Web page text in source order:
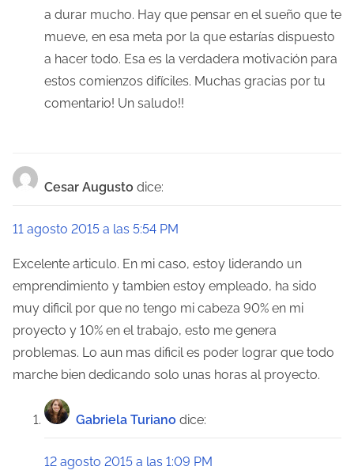
a durar mucho. Hay que pensar en el sueño que te
mueve, en esa meta por la que estarías dispuesto
a hacer todo. Esa es la verdadera motivación para
estos comienzos difíciles. Muchas gracias por tu
comentario! Un saludo!!
Cesar Augusto dice:
11 agosto 2015 a las 5:54 PM
Excelente articulo. En mi caso, estoy liderando un
emprendimiento y tambien estoy empleado, ha sido
muy dificil por que no tengo mi cabeza 90% en mi
proyecto y 10% en el trabajo, esto me genera
problemas. Lo aun mas dificil es poder lograr que todo
marche bien dedicando solo unas horas al proyecto.
Gabriela Turiano dice:
12 agosto 2015 a las 1:09 PM